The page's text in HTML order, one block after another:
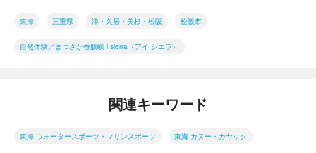
東海 三重県 津・久居・美杉・松阪 松阪市
自然体験／まつさか香肌峡 i sierra（アイ シエラ）
関連キーワード
東海 ウォータースポーツ・マリンスポーツ 東海 カヌー・カヤック